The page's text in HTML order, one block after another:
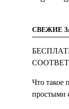
СВЕЖИЕ
Что такое
простыми